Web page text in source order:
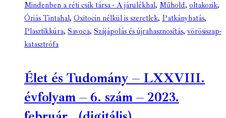
Mindenben a réti csík társa - A járulékhal, Műhold, oltakozik,
Óriás Tintahal, Oxitocin nélkül is szeretlek, Patkányhatás,
Plasztikkúra, Savoca, Szájápolás és újrahasznosítás, vörösiszap-
katasztrófa
Élet és Tudomány – LXXVIII.
évfolyam – 6. szám – 2023.